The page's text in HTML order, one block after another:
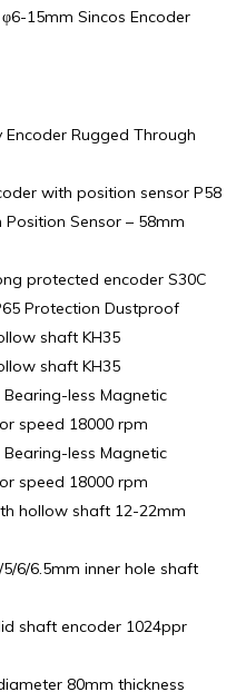
15mm Sincos Encoder
Encoder Rugged Through
with position sensor P58
Sensor – 58mm
protected encoder S30C
Protection Dustproof
shaft KH35
shaft KH35
less Magnetic
speed 18000 rpm
less Magnetic
speed 18000 rpm
hollow shaft 12-22mm
6/6.5mm inner hole shaft
shaft encoder 1024ppr
80mm thickness